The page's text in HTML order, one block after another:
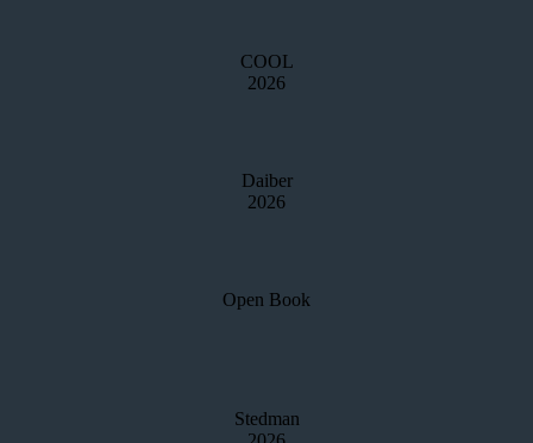
COOL
2026
Daiber
2026
Open Book
Stedman